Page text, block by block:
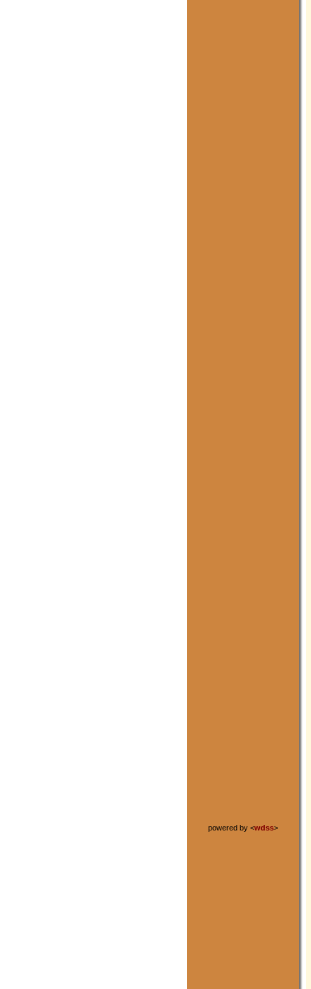
powered by <wdss>